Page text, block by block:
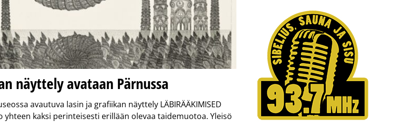
näyttely avataan Pärnussa
avautuva lasin ja grafiikan näyttely LÄBIRÄÄKIMISED
kaksi perinteisesti erillään olevaa taidemuotoa. Yleisö